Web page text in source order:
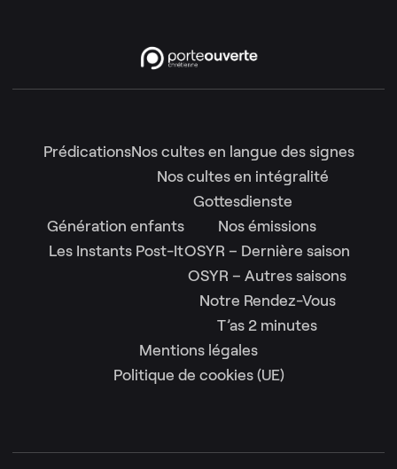
PrédicationsNos cultes en langue des signes
Nos cultes en intégralité
Gottesdienste
Génération enfants
Les Instants Post-It
Nos émissions
OSYR – Dernière saison
OSYR – Autres saisons
Notre Rendez-Vous
T’as 2 minutes
Mentions légales
Politique de cookies (UE)